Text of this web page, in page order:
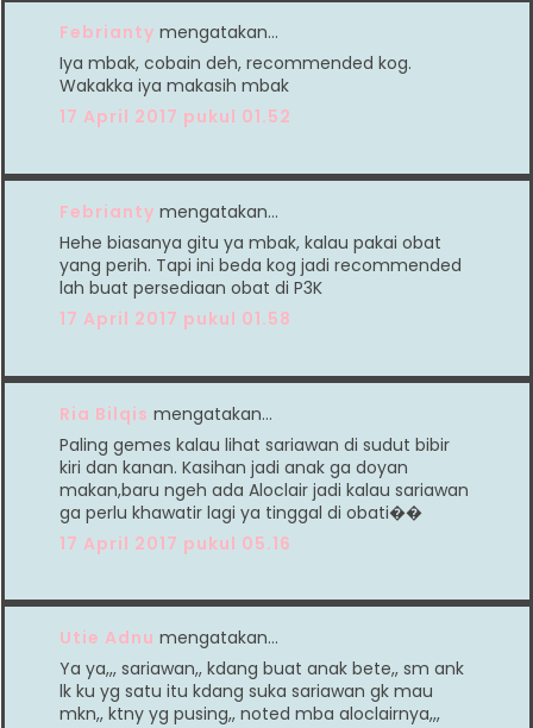
Febrianty mengatakan…
Iya mbak, cobain deh, recommended kog.
Wakakka iya makasih mbak
17 April 2017 pukul 01.52
Febrianty mengatakan…
Hehe biasanya gitu ya mbak, kalau pakai obat
yang perih. Tapi ini beda kog jadi recommended
lah buat persediaan obat di P3K
17 April 2017 pukul 01.58
Ria Bilqis mengatakan…
Paling gemes kalau lihat sariawan di sudut bibir
kiri dan kanan. Kasihan jadi anak ga doyan
makan,baru ngeh ada Aloclair jadi kalau sariawan
ga perlu khawatir lagi ya tinggal di obati��
17 April 2017 pukul 05.16
Utie Adnu mengatakan…
Ya ya,,, sariawan,, kdang buat anak bete,, sm ank
lk ku yg satu itu kdang suka sariawan gk mau
mkn,, ktny yg pusing,, noted mba aloclairnya,,,